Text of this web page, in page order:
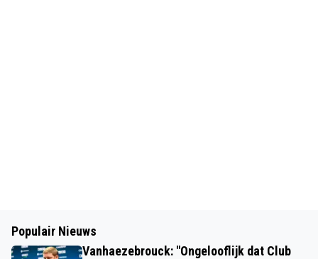
Populair Nieuws
Vanhaezebrouck: "Ongelooflijk dat Club